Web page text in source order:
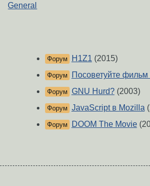
General
Форум H1Z1 (2015)
Форум Посоветуйте
Форум GNU Hurd?(2003)
Форум JavaScript в Mozilla
Форум DOOM The Movie